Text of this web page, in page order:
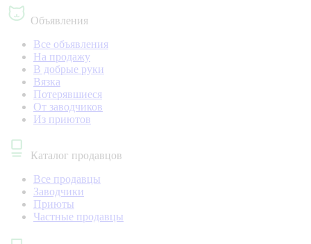
Объявления
Все объявления
На продажу
В добрые руки
Вязка
Потерявшиеся
От заводчиков
Из приютов
Каталог продавцов
Все продавцы
Заводчики
Приюты
Частные продавцы